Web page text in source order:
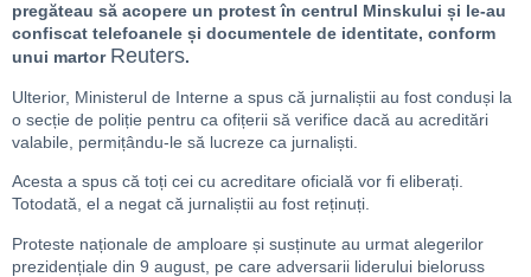
pregăteau să acopere un protest în centrul Minskului și le-au
confiscat telefoanele și documentele de identitate, conform
unui martor Reuters.
Ulterior, Ministerul de Interne a spus că jurnaliștii au fost conduși la
o secție de poliție pentru ca ofițerii să verifice dacă au acreditări
valabile, permițându-le să lucreze ca jurnaliști.
Acesta a spus că toți cei cu acreditare oficială vor fi eliberați.
Totodată, el a negat că jurnaliștii au fost reținuți.
Proteste naționale de amploare și susținute au urmat alegerilor
prezidențiale din 9 august, pe care adversarii liderului bieloruss